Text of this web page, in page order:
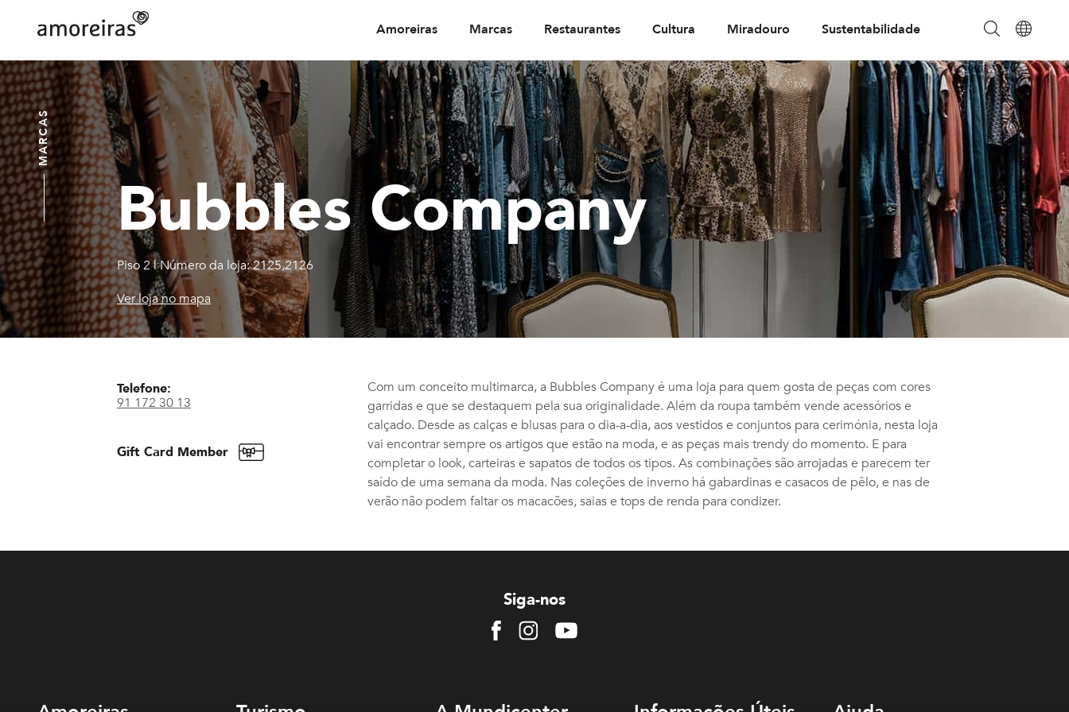
Home
Amoreiras Marcas Restaurantes Cultura Miradouro Sustentabilidade
Bubbles Company
Piso 2|Número da loja: 2125,2126
Ver loja no mapa
MARCAS
Telefone:
91 172 30 13
Gift Card Member
Com um conceito multimarca, a Bubbles Company é uma loja para quem gosta de peças com cores
garridas e que se destaquem pela sua originalidade. Além da roupa também vende acessórios e
calçado. Desde as calças e blusas para o dia-a-dia, aos vestidos e conjuntos para cerimónia, nesta loja
vai encontrar sempre os artigos que estão na moda, e as peças mais trendy do momento. E para
completar o look, carteiras e sapatos de todos os tipos. As combinações são arrojadas e parecem ter
saído de uma semana da moda. Nas coleções de inverno há gabardinas e casacos de pêlo, e nas de
verão não podem faltar os macacões, saias e tops de renda para condizer.
Siga-nos
FacebookInstagramYoutube